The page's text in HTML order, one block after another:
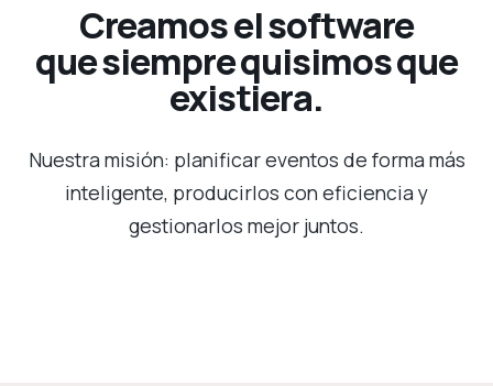
Creamos el software
que siempre quisimos que
existiera.
Nuestra misión: planificar eventos de forma más
inteligente, producirlos con eficiencia y
gestionarlos mejor juntos.